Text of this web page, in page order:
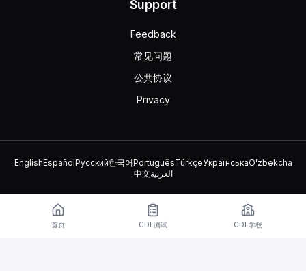
Support
Feedback
常见问题
公共协议
Privacy
EnglishEspañolРусский한국어PortuguêsTürkçeУкраїнськаOʻzbekcha
中文العربية
© 2026 TruckDriver.help LLC
该平台归公司所有，与政府组织无关。
首页 CDL测试 CDL学校